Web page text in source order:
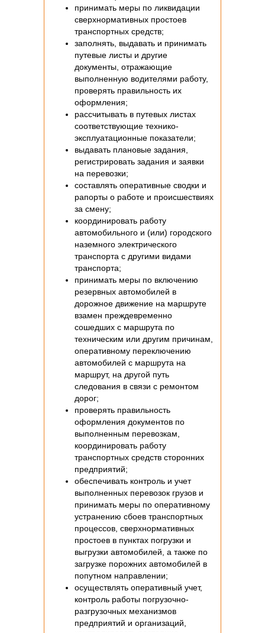
принимать меры по ликвидации
сверхнормативных простоев
транспортных средств;
заполнять, выдавать и принимать
путевые листы и другие
документы, отражающие
выполненную водителями работу,
проверять правильность их
оформления;
рассчитывать в путевых листах
соответствующие технико-
эксплуатационные показатели;
выдавать плановые задания,
регистрировать задания и заявки
на перевозки;
составлять оперативные сводки и
рапорты о работе и происшествиях
за смену;
координировать работу
автомобильного и (или) городского
наземного электрического
транспорта с другими видами
транспорта;
принимать меры по включению
резервных автомобилей в
дорожное движение на маршруте
взамен преждевременно
сошедших с маршрута по
техническим или другим причинам,
оперативному переключению
автомобилей с маршрута на
маршрут, на другой путь
следования в связи с ремонтом
дорог;
проверять правильность
оформления документов по
выполненным перевозкам,
координировать работу
транспортных средств сторонних
предприятий;
обеспечивать контроль и учет
выполненных перевозок грузов и
принимать меры по оперативному
устранению сбоев транспортных
процессов, сверхнормативных
простоев в пунктах погрузки и
выгрузки автомобилей, а также по
загрузке порожних автомобилей в
попутном направлении;
осуществлять оперативный учет,
контроль работы погрузочно-
разгрузочных механизмов
предприятий и организаций,